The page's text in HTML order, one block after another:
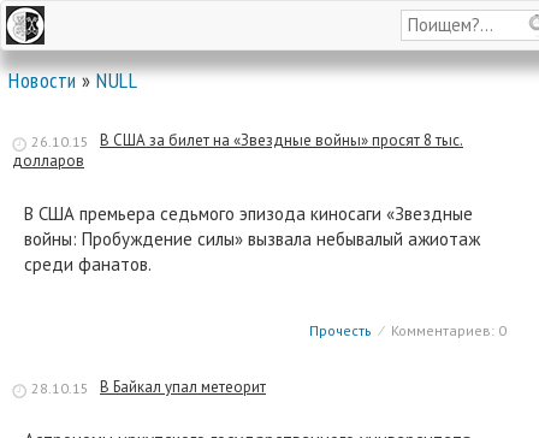
Новости»NULL
26.10.15
В США за билет на «Звездные войны» просят 8 тыс.
долларов
В США премьера седьмого эпизода киносаги «Звездные
войны: Пробуждение силы» вызвала небывалый ажиотаж
среди фанатов.
Прочесть ⁄ Комментариев: 0
28.10.15 В Байкал упал метеорит